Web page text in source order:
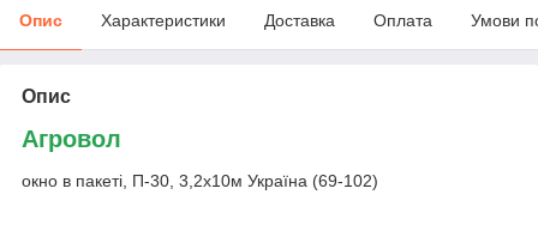
Опис Характеристики Доставка Оплата Умови
Опис
Агровол
окно в пакеті, П-30, 3,2х10м Україна (69-102)